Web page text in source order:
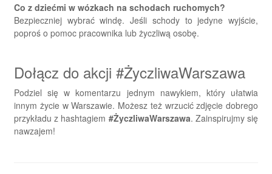
Co z dziećmi w wózkach na schodach ruchomych?
Bezpieczniej wybrać windę. Jeśli schody to jedyne wyjście,
poproś o pomoc pracownika lub życzliwą osobę.
Dołącz do akcji #ŻyczliwaWarszawa
Podziel się w komentarzu jednym nawykiem, który ułatwia
innym życie w Warszawie. Możesz też wrzucić zdjęcie dobrego
przykładu z hashtagiem #ŻyczliwaWarszawa. Zainspirujmy się
nawzajem!